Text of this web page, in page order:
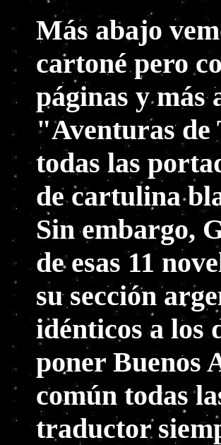
Más abajo
cartoné pero
páginas y más
"Aventuras de
todas las
de cartulina
Sin embargo,
de esas 11
su sección
idénticos a los
poner Buenos
común todas
traductor